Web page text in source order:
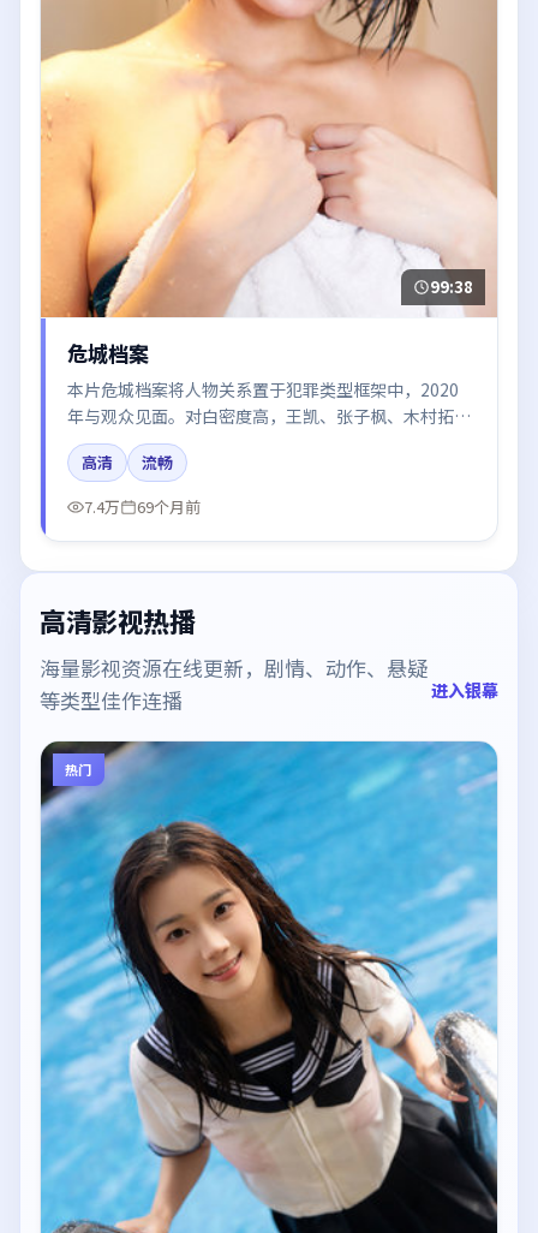
99:38
危城档案
本片危城档案将人物关系置于犯罪类型框架中，2020
年与观众见面。对白密度高，王凯、张子枫、木村拓
哉、周迅的台词节奏值得关注；整体气质偏中国大陆都
市与冷色调摄影。
高清
流畅
7.4万
69个月前
高清影视热播
海量影视资源在线更新，剧情、动作、悬疑
等类型佳作连播
进入银幕
热门